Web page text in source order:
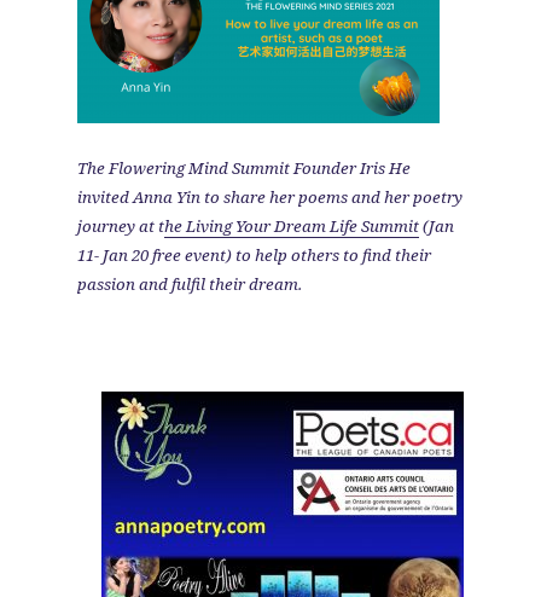
The Flowering Mind Summit Founder Iris He
invited Anna Yin to share her poems and her poetry
journey at the Living Your Dream Life Summit(Jan
11- Jan 20 free event) to help others to find their
passion and fulfil their dream.